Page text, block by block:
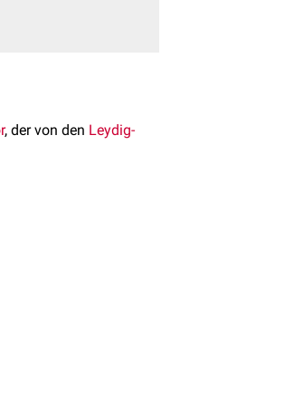
, der von den Leydig-